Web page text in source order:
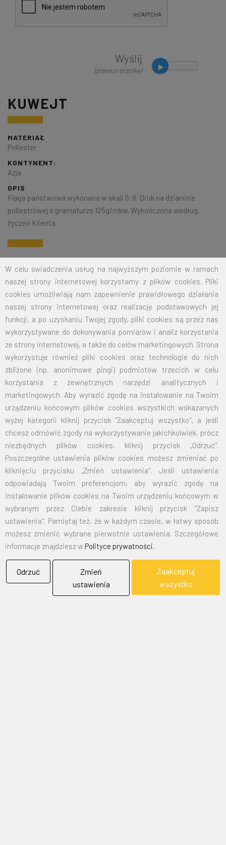
W celu świadczenia usług na najwyższym poziomie w ramach
naszej strony internetowej korzystamy z plików cookies. Pliki
cookies umożliwiają nam zapewnienie prawidłowego działania
naszej strony internetowej oraz realizację podstawowych jej
funkcji, a po uzyskaniu Twojej zgody, pliki cookies są przez nas
wykorzystywane do dokonywania pomiarów i analiz korzystania
ze strony internetowej, a także do celów marketingowych. Strona
wykorzystuje również pliki cookies oraz technologie do nich
zbliżone (np. anonimowe pingi) podmiotów trzecich w celu
korzystania z zewnętrznych narzędzi analitycznych i
marketingowych. Aby wyrazić zgodę na instalowanie na Twoim
urządzeniu końcowym plików cookies wszystkich wskazanych
wyżej kategorii kliknij przycisk "Zaakceptuj wszystko", a jeśli
chcesz odmówić zgody na wykorzystywanie jakichkolwiek, prócz
niezbędnych plików cookies, kliknij przycisk „Odrzuć”.
Poszczególne ustawienia plików cookies możesz zmieniać po
kliknięciu przycisku „Zmień ustawienia”. Jeśli ustawienia
odpowiadają Twoim preferencjom, aby wyrazić zgodę na
instalowanie plików cookies na Twoim urządzeniu końcowym w
wybranym przez Ciebie zakresie kliknij przycisk "Zapisz
ustawienia". Pamiętaj też, że w każdym czasie, w łatwy sposób
możesz zmienić wybrane pierwotnie ustawienia. Szczegółowe
informacje znajdziesz wPolityce prywatności.
Odrzuć
Zmień
ustawienia
Zaakceptuj
wszystko
Wyślij
(przesuń strzałkę)
KUWEJT
MATERIAŁ
Poliester
KONTYNENT:
Azja
OPIS
Flaga państwowa wykonana w skali 5:8. Druk na dzianinie
poliestrowej o gramaturze 125g/mkw. Wykończona według
życzeń Klienta.
flagi. Przy zamówieniu większej ilości cena zostanie wyliczona
indywidualnie.
ROZMIAR CENA NETTO CENA BRUTTO
15X24 12,50 15,38
30X50 19,00 23,37
50X80 26,00 31,98
70X110 32,50 39,98
100X160 67,50 83,03
125X200 105,00 129,15
150X240 151,50 186,35
EMAIL:marketing@bielflag.pl,biuro@bielflag.pl
TELEFON:
600 42 11 90,33/816 21 78